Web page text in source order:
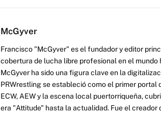
McGyver
Francisco "McGyver" es el fundador y editor
cobertura de lucha libre profesional en el
McGyver ha sido una figura clave en la
PRWrestling se estableció como el primer portal
ECW, AEW y la escena local puertorriqueña,
era "Attitude" hasta la actualidad. Fue el creador